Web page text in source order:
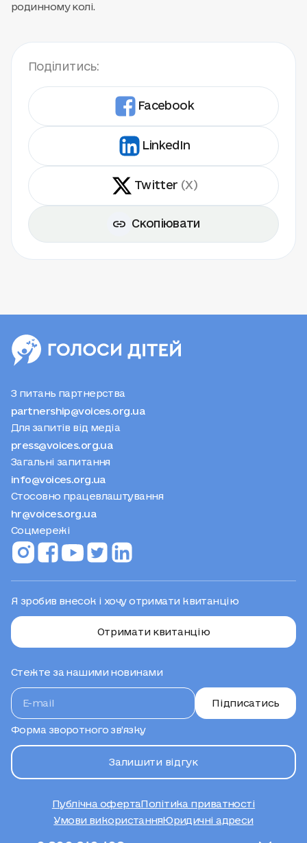
родинному колі.
Поділитись:
Facebook
LinkedIn
Twitter (X)
Скопіювати
З питань партнерства
partnership@voices.org.ua
Для запитів від медіа
press@voices.org.ua
Загальні запитання
info@voices.org.ua
Стосовно працевлаштування
hr@voices.org.ua
Соцмережі
Я зробив внесок і хочу отримати квитанцію
Отримати квитанцію
Стежте за нашими новинами
Підписатись
Форма зворотного зв’язку
Залишити відгук
Публічна офертаПолітика приватності
Умови використанняЮридичні адреси